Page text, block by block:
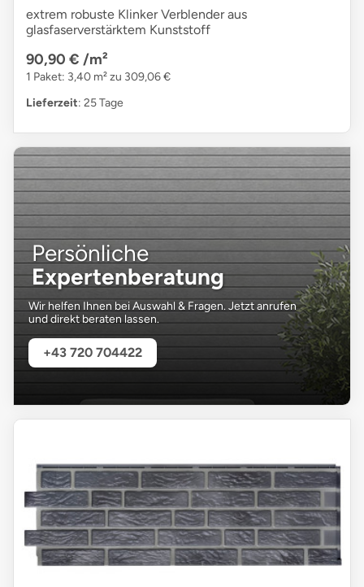
extrem robuste Klinker Verblender aus
glasfaserverstärktem Kunststoff
90,90 € /m²
1 Paket: 3,40 m² zu 309,06 €
Lieferzeit: 25 Tage
Persönliche
Expertenberatung
Wir helfen Ihnen bei Auswahl & Fragen. Jetzt anrufen
und direkt beraten lassen.
+43 720 704422